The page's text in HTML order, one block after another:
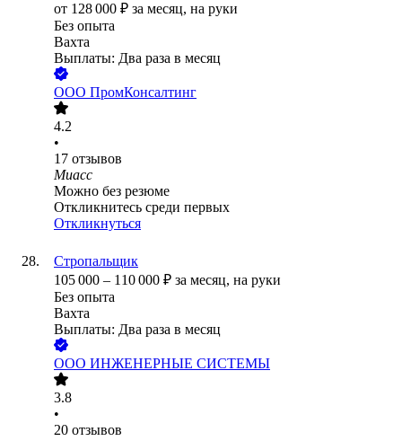
от 128 000 ₽ за месяц, на руки
Без опыта
Вахта
Выплаты: Два раза в месяц
ООО ПромКонсалтинг
4.2
•
17 отзывов
Миасс
Можно без резюме
Откликнитесь среди первых
Откликнуться
Стропальщик
105 000 – 110 000 ₽ за месяц, на руки
Без опыта
Вахта
Выплаты: Два раза в месяц
ООО ИНЖЕНЕРНЫЕ СИСТЕМЫ
3.8
•
20 отзывов